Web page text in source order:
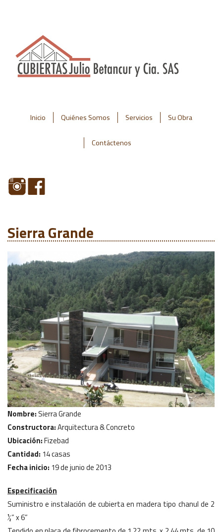
Inicio Quiénes Somos Servicios Su Obra
Contáctenos
Sierra Grande
Nombre: Sierra Grande
Constructora:Arquitectura & Concreto
Ubicación:Fizebad
Cantidad: 14 casas
Fecha inicio: 19 de junio de 2013
Especificación
Suministro e instalación de cubierta en madera tipo chanul de 2
½” x 6”